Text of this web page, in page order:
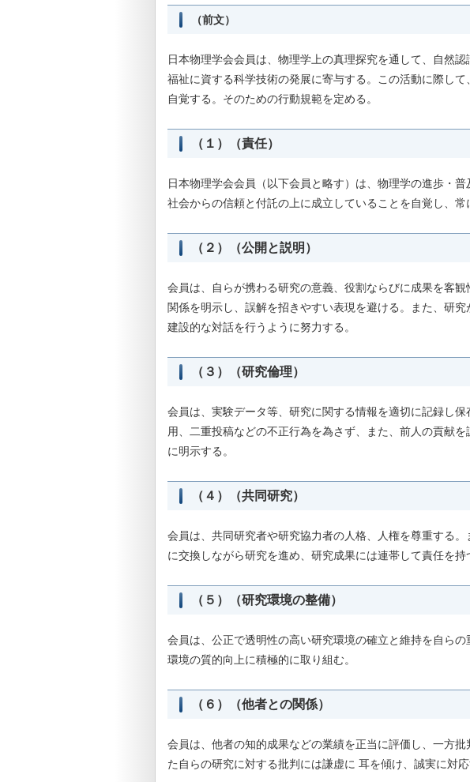
（前文）
日本物理学会会員は、物理学上の真理探究を通して、自然
福祉に資する科学技術の発展に寄与する。この活動に際し
自覚する。そのための行動規範を定める。
（１）（責任）
日本物理学会会員（以下会員と略す）は、物理学の進歩・
社会からの信頼と付託の上に成立していることを自覚し、常
（２）（公開と説明）
会員は、自らが携わる研究の意義、役割ならびに成果を客
関係を明示し、誤解を招きやすい表現を避ける。また、研
建設的な対話を行うように努力する。
（３）（研究倫理）
会員は、実験データ等、研究に関する情報を適切に記録し
用、二重投稿などの不正行為を為さず、また、前人の貢献
に明示する。
（４）（共同研究）
会員は、共同研究者や研究協力者の人格、人権を尊重する
に交換しながら研究を進め、研究成果には連帯して責任を持
（５）（研究環境の整備）
会員は、公正で透明性の高い研究環境の確立と維持を自ら
環境の質的向上に積極的に取り組む。
（６）（他者との関係）
会員は、他者の知的成果などの業績を正当に評価し、一方
た自らの研究に対する批判には謙虚に 耳を傾け、誠実に対応